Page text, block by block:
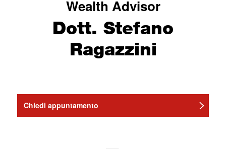
Wealth Advisor
Dott. Stefano
Ragazzini
Chiedi appuntamento